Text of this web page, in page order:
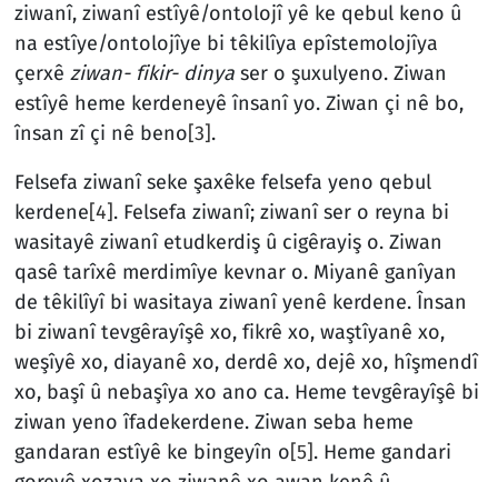
ziwanî, ziwanî estîyê/ontolojî yê ke qebul keno û
na estîye/ontolojîye bi têkilîya epîstemolojîya
çerxê ziwan- fikir- dinyaser o şuxulyeno. Ziwan
estîyê heme kerdeneyê însanî yo. Ziwan çi nê bo,
însan zî çi nê beno[3].
Felsefa ziwanî seke şaxêke felsefa yeno qebul
kerdene[4]. Felsefa ziwanî; ziwanî ser o reyna bi
wasitayê ziwanî etudkerdiş û cigêrayiş o. Ziwan
qasê tarîxê merdimîye kevnar o. Miyanê ganîyan
de têkilîyî bi wasitaya ziwanî yenê kerdene. Însan
bi ziwanî tevgêrayîşê xo, fikrê xo, waştîyanê xo,
weşîyê xo, diayanê xo, derdê xo, dejê xo, hîşmendî
xo, başî û nebaşîya xo ano ca. Heme tevgêrayîşê bi
ziwan yeno îfadekerdene. Ziwan seba heme
gandaran estîyê ke bingeyîn o[5]. Heme gandari